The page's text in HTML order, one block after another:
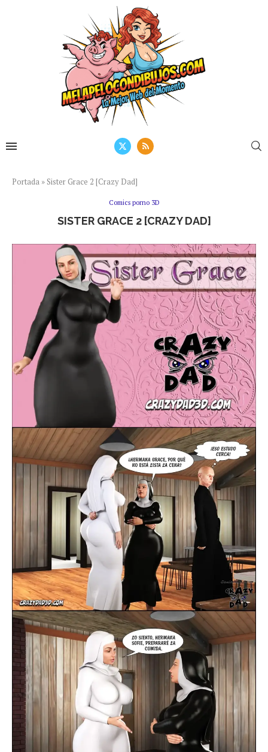
Portada » Sister Grace 2 [Crazy Dad]
Comics porno 3D
SISTER GRACE 2 [CRAZY DAD]